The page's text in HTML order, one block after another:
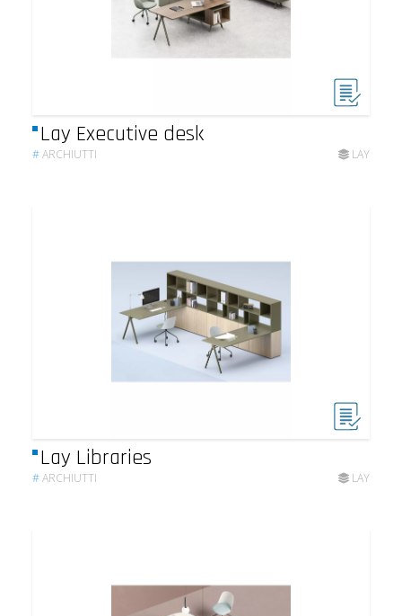
Lay Executive desk
#ARCHIUTTI LAY
Lay Libraries
#ARCHIUTTI LAY